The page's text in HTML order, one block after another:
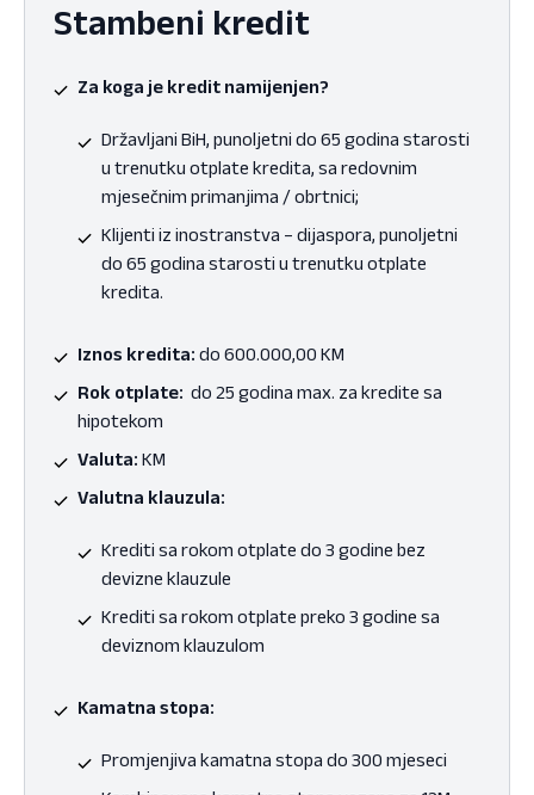
Stambeni kredit
Za koga je kredit namijenjen?
Državljani BiH, punoljetni do 65 godina starosti
u trenutku otplate kredita, sa redovnim
mjesečnim primanjima / obrtnici;
Klijenti iz inostranstva – dijaspora, punoljetni
do 65 godina starosti u trenutku otplate
kredita.
Iznos kredita: do 600.000,00 KM
Rok otplate: do 25 godina max. za kredite sa
hipotekom
Valuta: KM
Valutna klauzula:
Krediti sa rokom otplate do 3 godine bez
devizne klauzule
Krediti sa rokom otplate preko 3 godine sa
deviznom klauzulom
Kamatna stopa:
Promjenjiva kamatna stopa do 300 mjeseci